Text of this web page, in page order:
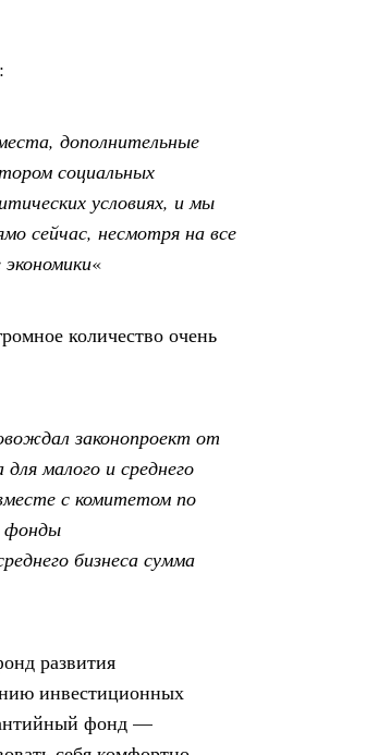
дополнительные
социальных
условиях, и мы
сейчас, несмотря на все
«
количество очень
законопроект от
малого и среднего
с комитетом по
фонды
бизнеса сумма
развития
инвестиционных
фонд —